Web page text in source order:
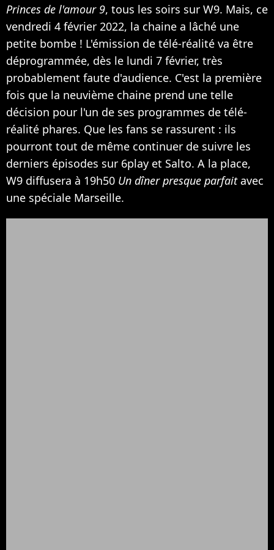
Princes de l'amour 9, tous les soirs sur W9. Mais, ce
vendredi 4 février 2022, la chaine a lâché une
petite bombe ! L'émission de télé-réalité va être
déprogrammée, dès le lundi 7 février, très
probablement faute d'audience. C'est la première
fois que la neuvième chaine prend une telle
décision pour l'un de ses programmes de télé-
réalité phares. Que les fans se rassurent : ils
pourront tout de même continuer de suivre les
derniers épisodes sur 6play et Salto. A la place,
W9 diffusera à 19h50 Un dîner presque parfaitavec
une spéciale Marseille.